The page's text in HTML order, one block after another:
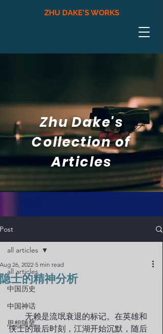
ZHU DAKE'S WORKS
Zhu Dake's
Collection of
Articles
Post
all articles
中国历史
中国神话
思想随笔
all articles
隐士的精神分析
Aug 26, 2022 5 min read
侠士的最后时刻，江湖开始沉默，随后